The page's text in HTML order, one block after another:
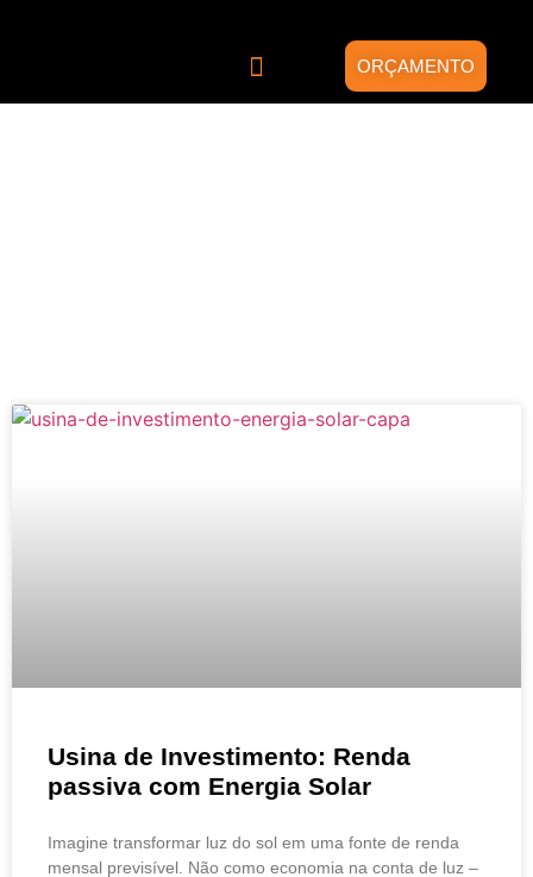
ORÇAMENTO
Usina de Investimento: Renda
passiva com Energia Solar
Imagine transformar luz do sol em uma fonte de renda
mensal previsível. Não como economia na conta de luz –